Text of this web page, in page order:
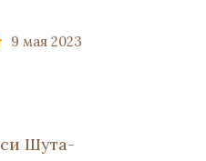
9 мая 2023
Шута-